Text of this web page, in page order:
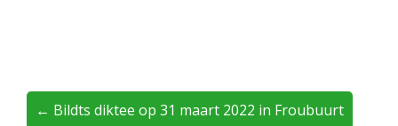
← Bildts diktee op 31 maart 2022 in Froubuurt